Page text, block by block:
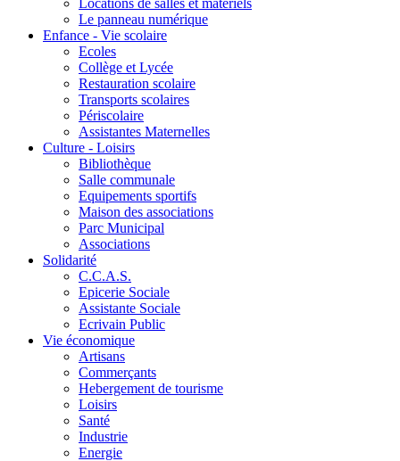
Le panneau numérique
Enfance - Vie scolaire
Ecoles
Collège et Lycée
Restauration scolaire
Transports scolaires
Périscolaire
Assistantes Maternelles
Culture - Loisirs
Bibliothèque
Salle communale
Equipements sportifs
Maison des associations
Parc Municipal
Associations
Solidarité
C.C.A.S.
Epicerie Sociale
Assistante Sociale
Ecrivain Public
Vie économique
Artisans
Commerçants
Hebergement de tourisme
Loisirs
Santé
Industrie
Energie